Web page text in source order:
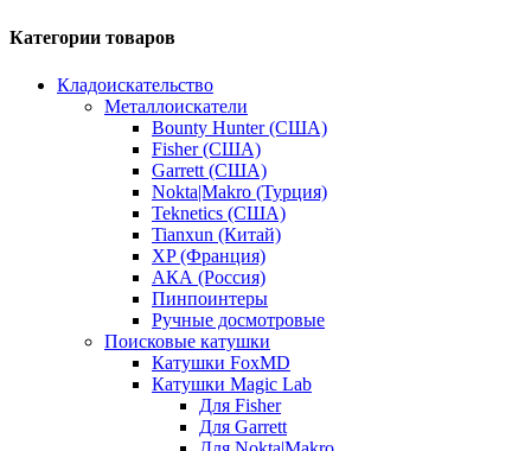
Категории товаров
Кладоискательство
Металлоискатели
Bounty Hunter (США)
Fisher (США)
Garrett (США)
Nokta|Makro (Турция)
Teknetics (США)
Tianxun (Китай)
XP (Франция)
АКА (Россия)
Пинпоинтеры
Ручные досмотровые
Поисковые катушки
Катушки FoxMD
Катушки Magic Lab
Для Fisher
Для Garrett